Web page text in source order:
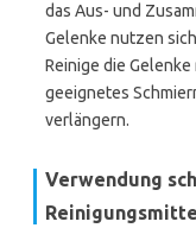
das Aus- und
Gelenke nutzen
Reinige die
geeignetes
verlängern.
Verwendung